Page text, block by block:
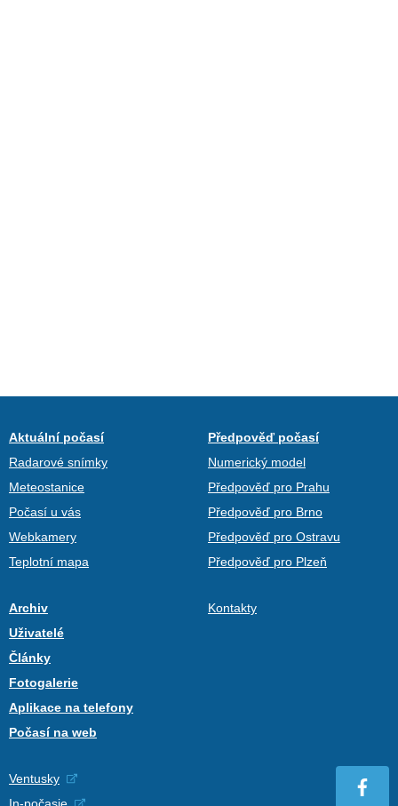
Aktuální počasí
Radarové snímky
Meteostanice
Počasí u vás
Webkamery
Teplotní mapa
Předpověď počasí
Numerický model
Předpověď pro Prahu
Předpověď pro Brno
Předpověď pro Ostravu
Předpověď pro Plzeň
Archiv
Uživatelé
Články
Fotogalerie
Aplikace na telefony
Počasí na web
Kontakty
Ventusky